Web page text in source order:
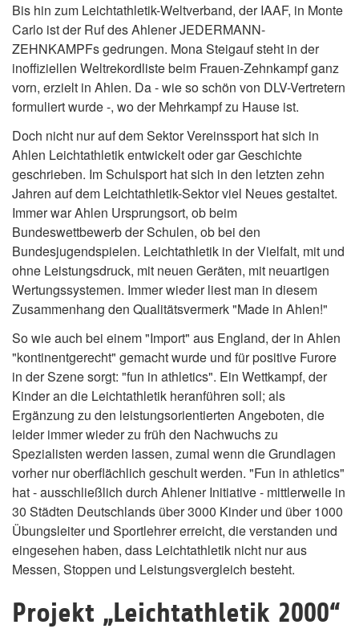
Bis hin zum Leichtathletik-Weltverband, der IAAF, in Monte
Carlo ist der Ruf des Ahlener JEDERMANN-
ZEHNKAMPFs gedrungen. Mona Steigauf steht in der
inoffiziellen Weltrekordliste beim Frauen-Zehnkampf ganz
vorn, erzielt in Ahlen. Da - wie so schön von DLV-Vertretern
formuliert wurde -, wo der Mehrkampf zu Hause ist.
Doch nicht nur auf dem Sektor Vereinssport hat sich in
Ahlen Leichtathletik entwickelt oder gar Geschichte
geschrieben. Im Schulsport hat sich in den letzten zehn
Jahren auf dem Leichtathletik-Sektor viel Neues gestaltet.
Immer war Ahlen Ursprungsort, ob beim
Bundeswettbewerb der Schulen, ob bei den
Bundesjugendspielen. Leichtathletik in der Vielfalt, mit und
ohne Leistungsdruck, mit neuen Geräten, mit neuartigen
Wertungssystemen. Immer wieder liest man in diesem
Zusammenhang den Qualitätsvermerk "Made in Ahlen!"
So wie auch bei einem "Import" aus England, der in Ahlen
"kontinentgerecht" gemacht wurde und für positive Furore
in der Szene sorgt: "fun in athletics". Ein Wettkampf, der
Kinder an die Leichtathletik heranführen soll; als
Ergänzung zu den leistungsorientierten Angeboten, die
leider immer wieder zu früh den Nachwuchs zu
Spezialisten werden lassen, zumal wenn die Grundlagen
vorher nur oberflächlich geschult werden. "Fun in athletics"
hat - ausschließlich durch Ahlener Initiative - mittlerweile in
30 Städten Deutschlands über 3000 Kinder und über 1000
Übungsleiter und Sportlehrer erreicht, die verstanden und
eingesehen haben, dass Leichtathletik nicht nur aus
Messen, Stoppen und Leistungsvergleich besteht.
Projekt „Leichtathletik 2000“